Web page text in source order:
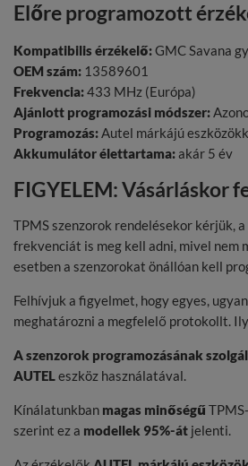
Előre programozott
Kompatibilis érzékelő:GMC Savana
OEM szám: 13589601
Frekvencia:433 MHz (Európa)
Ajánlott programozási módszer:
Programozás:Autel márkájú
Akkumulátor élettartama:akár 5 év
FIGYELEM: Vásárláskor
TPMS szenzorok rendelésekor kérjük,
frekvenciát is meg kell adni, mivel nem
esetben a szenzorokat önállóan kell
Felhívjuk a figyelmet, hogy egyes,
meghatározni a megfelelő protokollt.
A szenzorok programozásának
AUTELeszköz használatával.
Kínálatunkban magas minőségű
szerint ez a modellek 95%-át jelenti.